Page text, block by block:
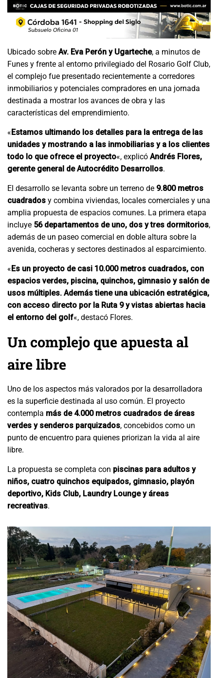
Ubicado sobre Av. Eva Perón y Ugarteche, a minutos de
Funes y frente al entorno privilegiado del Rosario Golf Club,
el complejo fue presentado recientemente a corredores
inmobiliarios y potenciales compradores en una jornada
destinada a mostrar los avances de obra y las
características del emprendimiento.
« Estamos ultimando los detalles para la entrega de las
unidades y mostrando a las inmobiliarias y a los clientes
todo lo que ofrece el proyecto«, explicó Andrés Flores,
gerente general de Autocrédito Desarrollos.
El desarrollo se levanta sobre un terreno de 9.800 metros
cuadrados y combina viviendas, locales comerciales y una
amplia propuesta de espacios comunes. La primera etapa
incluye 56 departamentos de uno, dos y tres dormitorios,
además de un paseo comercial en doble altura sobre la
avenida, cocheras y sectores destinados al esparcimiento.
« Es un proyecto de casi 10.000 metros cuadrados, con
espacios verdes, piscina, quinchos, gimnasio y salón de
usos múltiples. Además tiene una ubicación estratégica,
con acceso directo por la Ruta 9 y vistas abiertas hacia
el entorno del golf«, destacó Flores.
Un complejo que apuesta al
aire libre
Uno de los aspectos más valorados por la desarrolladora
es la superficie destinada al uso común. El proyecto
contempla más de 4.000 metros cuadrados de áreas
verdes y senderos parquizados, concebidos como un
punto de encuentro para quienes priorizan la vida al aire
libre.
La propuesta se completa con piscinas para adultos y
niños, cuatro quinchos equipados, gimnasio, playón
deportivo, Kids Club, Laundry Lounge y áreas
recreativas.